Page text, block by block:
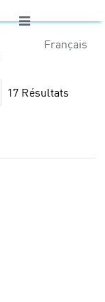
17 Résultats